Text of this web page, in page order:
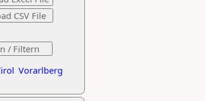
Vorarlberg